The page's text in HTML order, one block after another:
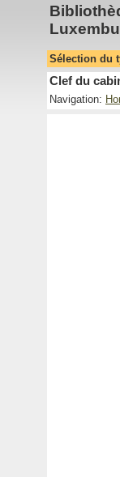
Sélection du
Clef du
Navigation: